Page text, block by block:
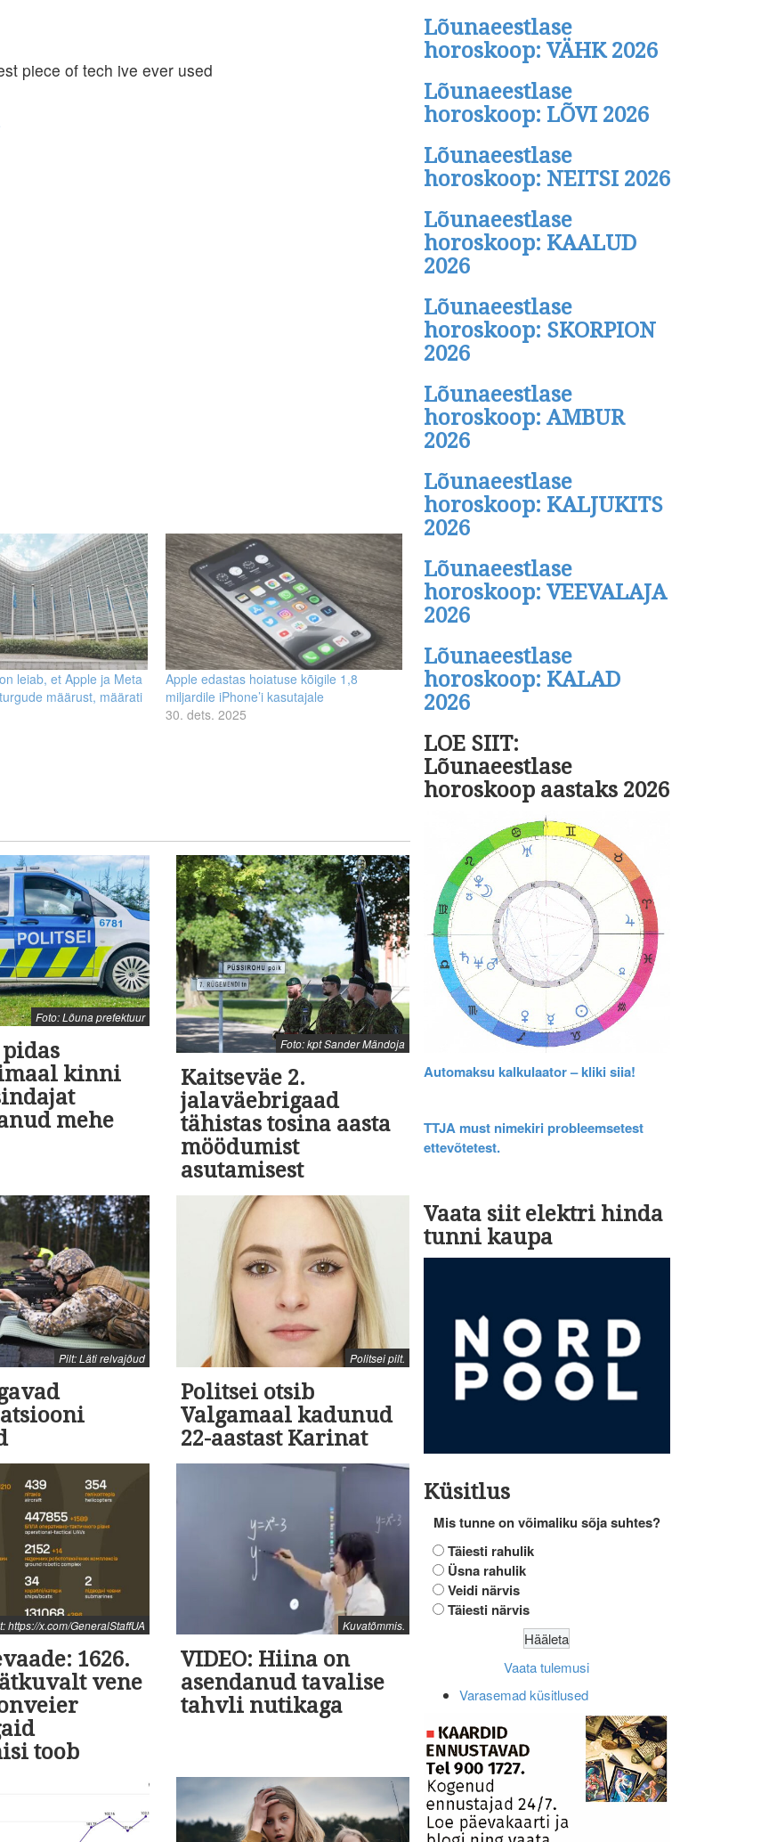
piece of tech ive ever used
leiab, et Apple ja Meta
määrust, määrati
Apple edastas hoiatuse kõigile 1,8
miljardile iPhone’i kasutajale
30. dets. 2025
Foto: Lõuna prefektuur
kinni
mehe
Foto: kpt Sander Mändoja
Kaitseväe 2.
jalaväebrigaad
tähistas tosina aasta
möödumist
asutamisest
Pilt: Läti relvajõud Politsei pilt.
Politsei otsib
Valgamaal kadunud
22-aastast Karinat
https://x.com/GeneralStaffUA
1626.
vene
toob
Kuvatõmmis.
VIDEO: Hiina on
asendanud tavalise
tahvli nutikaga
Lõunaeestlase
horoskoop: VÄHK 2026
Lõunaeestlase
horoskoop: LÕVI 2026
Lõunaeestlase
horoskoop: NEITSI 2026
Lõunaeestlase
horoskoop: KAALUD
2026
Lõunaeestlase
horoskoop: SKORPION
2026
Lõunaeestlase
horoskoop: AMBUR
2026
Lõunaeestlase
horoskoop: KALJUKITS
2026
Lõunaeestlase
horoskoop: VEEVALAJA
2026
Lõunaeestlase
horoskoop: KALAD
2026
LOE SIIT:
Lõunaeestlase
horoskoop aastaks 2026
Automaksu kalkulaator – kliki siia!
TTJA must nimekiri probleemsetest
ettevõtetest.
Vaata siit elektri hinda
tunni kaupa
Küsitlus
Mis tunne on võimaliku sõja suhtes?
Täiesti rahulik
Üsna rahulik
Veidi närvis
Täiesti närvis
Vaata tulemusi
Varasemad küsitlused